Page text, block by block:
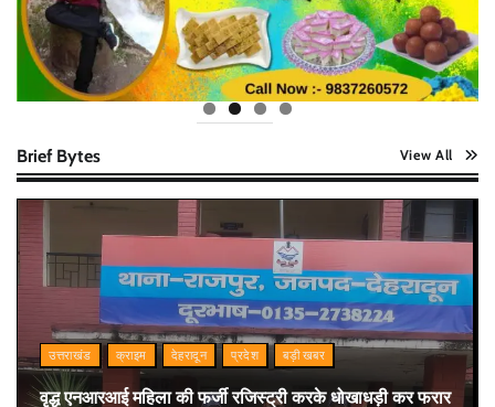
Brief Bytes View All
उत्तराखंड क्राइम देहरादून प्रदेश बड़ी खबर
वृद्ध एनआरआई महिला की फर्जी रजिस्ट्री करके धोखाधड़ी कर फरार